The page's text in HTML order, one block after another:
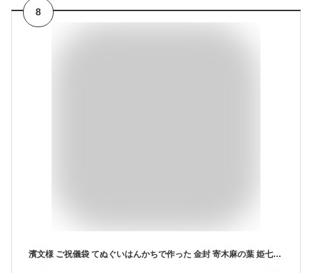
8
濱文様 ご祝儀袋 てぬぐいはんかちで作った 金封 寄木麻の葉 姫七宝 花と縞 オレンジオフ 結婚祝い 鶴 鯛 めで鯛 タイ 富士山 祝鶴 てまり てまり寿司 寿司 縞模様 縞縞 しま てぬぐい金封 手ぬぐい金封 祝儀袋 てぬぐい 手ぬぐい おしゃれ ハンカチ タオル 和柄 和風